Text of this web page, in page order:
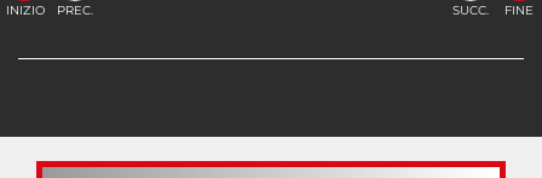
INIZIO PREC. SUCC. FINE